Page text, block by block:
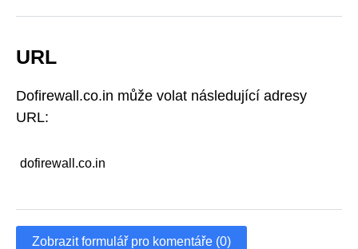
URL
Dofirewall.co.in může volat následující adresy
URL:
dofirewall.co.in
Zobrazit formulář pro komentáře (0)